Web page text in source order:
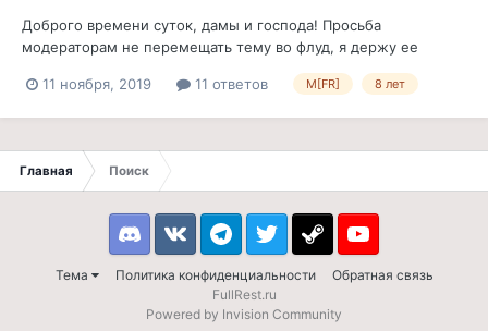
Доброго времени суток, дамы и господа! Просьба
модераторам не перемещать тему во флуд, я держу ее
эту тему, поделившись с вами таким любопытным фактом,
11 ноября, 2019 11 ответов M[FR] 8 лет
Главная Поиск
Тема Политика конфиденциальности Обратная связь
DiscordVK TelegramTwitter Steam Youtube
FullRest.ru
Powered by Invision Community